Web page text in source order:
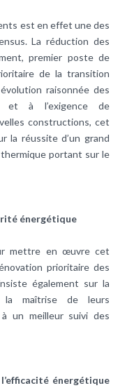
est en effet une des
La réduction des
premier poste de
de la transition
raisonnée des
et à l’exigence de
constructions, cet
la réussite d’un grand
portant sur le
énergétique
mettre en œuvre cet
prioritaire des
également sur la
la maîtrise de leurs
un meilleur suivi des
énergétique